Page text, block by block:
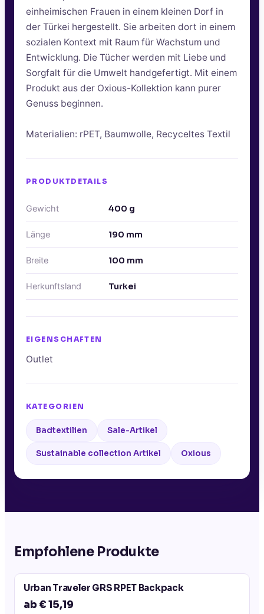
einheimischen Frauen in einem kleinen Dorf in
der Türkei hergestellt. Sie arbeiten dort in einem
sozialen Kontext mit Raum für Wachstum und
Entwicklung. Die Tücher werden mit Liebe und
Sorgfalt für die Umwelt handgefertigt. Mit einem
Produkt aus der Oxious-Kollektion kann purer
Genuss beginnen.
Materialien: rPET, Baumwolle, Recyceltes Textil
PRODUKTDETAILS
Gewicht 400 g
Länge 190 mm
Breite 100 mm
Herkunftsland Turkei
EIGENSCHAFTEN
Outlet
KATEGORIEN
Badtextilien Sale-Artikel
Sustainable collection Artikel Oxious
Empfohlene Produkte
Urban Traveler GRS RPET Backpack
ab € 15,19